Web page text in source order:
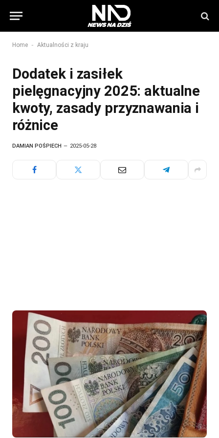
Home - Aktualności z kraju
Dodatek i zasiłek
pielęgnacyjny 2025: aktualne
kwoty, zasady przyznawania i
różnice
DAMIAN POŚPIECH 2025-05-28